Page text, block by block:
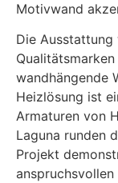
Motivwand
Die
wandhängende
Heizlösung ist
Armaturen von
Laguna runden
Projekt